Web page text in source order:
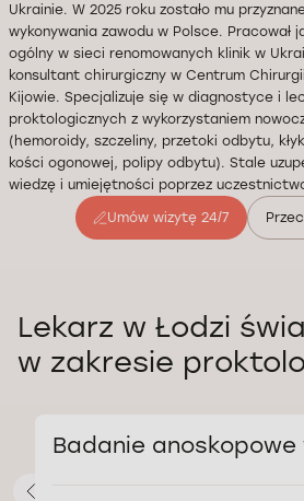
Ukrainie. W 2025 roku zostało mu
wykonywania zawodu w Polsce. Pracował
ogólny w sieci renomowanych klinik w
konsultant chirurgiczny w Centrum
Kijowie. Specjalizuje się w diagnostyce i
proktologicznych z wykorzystaniem
(hemoroidy, szczeliny, przetoki odbytu,
kości ogonowej, polipy odbytu). Stale
wiedzę i umiejętności poprzez
Umów wizytę 24/7
Lekarz w Łodzi
w zakresie
Badanie anoskopowe